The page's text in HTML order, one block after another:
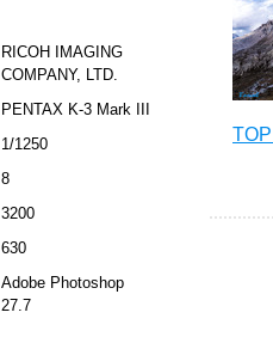
RICOH IMAGING
COMPANY, LTD.
PENTAX K-3 Mark III
1/1250
8
3200
630
Adobe Photoshop
27.7